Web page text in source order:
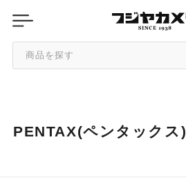
商品を探す
ブランドから探す
PENTAX(ペンタックス)